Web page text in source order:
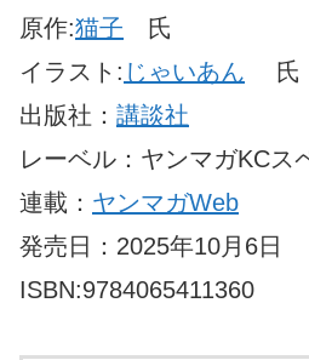
原作:猫子 氏
イラスト: じゃいあん 氏
出版社： 講談社
レーベル：ヤンマガKCス
連載： ヤンマガWeb
発売日：2025年10月6日
ISBN:9784065411360